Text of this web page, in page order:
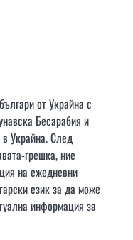
от Украйна с
Бесарабия и
в Украйна. След
грешка, ние
на ежедневни
език за да може
информация за